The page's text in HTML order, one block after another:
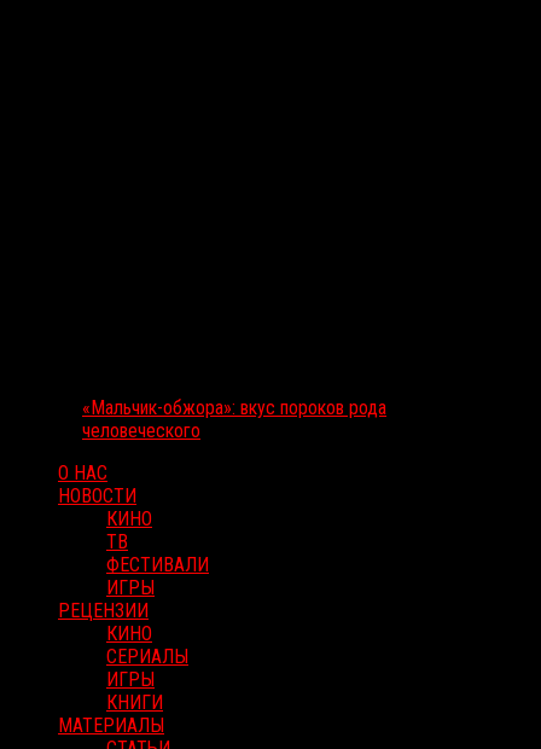
«Мальчик-обжора»: вкус пороков рода
человеческого
О НАС
НОВОСТИ
КИНО
ТВ
ФЕСТИВАЛИ
ИГРЫ
РЕЦЕНЗИИ
КИНО
СЕРИАЛЫ
ИГРЫ
КНИГИ
МАТЕРИАЛЫ